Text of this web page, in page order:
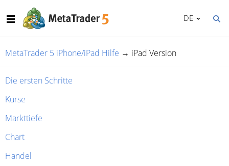
DE
MetaTrader 5 iPhone/iPad Hilfe → iPad Version
Die ersten Schritte
Kurse
Markttiefe
Chart
Handel